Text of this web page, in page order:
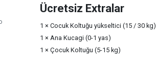
Ücretsiz Extralar
1 × Cocuk Koltuğu yükseltici (15 / 30 kg)
1 × Ana Kucagi (0-1 yas)
1 × Çocuk Koltuğu (5-15 kg)